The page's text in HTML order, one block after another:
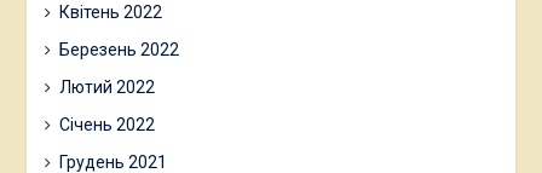
Квітень 2022
Березень 2022
Лютий 2022
Січень 2022
Грудень 2021